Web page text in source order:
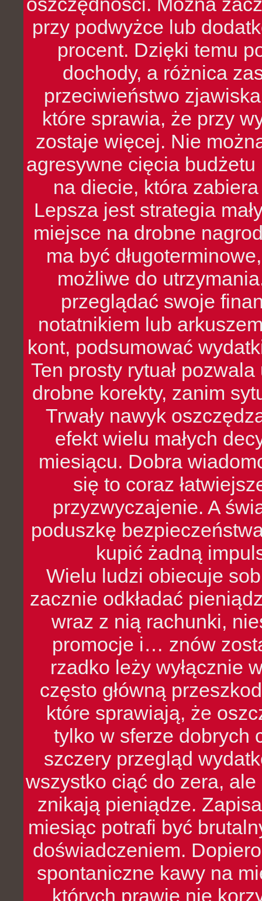
przy podwyżce lub
procent. Dzięki temu
dochody, a różnica
przeciwieństwo
które sprawia, że przy
zostaje więcej. Nie
agresywne cięcia
na diecie, która
Lepsza jest strategia
miejsce na drobne
ma być
możliwe do
przeglądać swoje
notatnikiem lub
kont, podsumować
Ten prosty rytuał
drobne korekty, zanim
Trwały nawyk
efekt wielu małych
miesiącu. Dobra
się to coraz
przyzwyczajenie. A
poduszkę
kupić żadną
Wielu ludzi obiecuje
zacznie odkładać
wraz z nią rachunki,
promocje i… znów
rzadko leży wyłącznie
często główną
które sprawiają, że
tylko w sferze dobrych
szczery przegląd
wszystko ciąć do zera,
znikają pieniądze.
miesiąc potrafi być
doświadczeniem.
spontaniczne kawy na
których prawie nie